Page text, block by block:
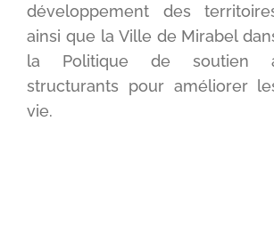
développement des
ainsi que la Ville de Mirabel
la Politique de soutien
structurants pour améliorer
vie.